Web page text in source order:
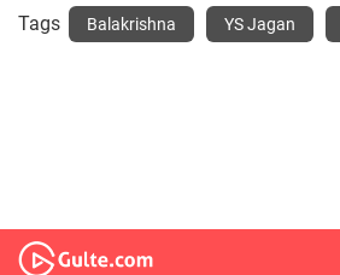
Tags Balakrishna YS Jagan